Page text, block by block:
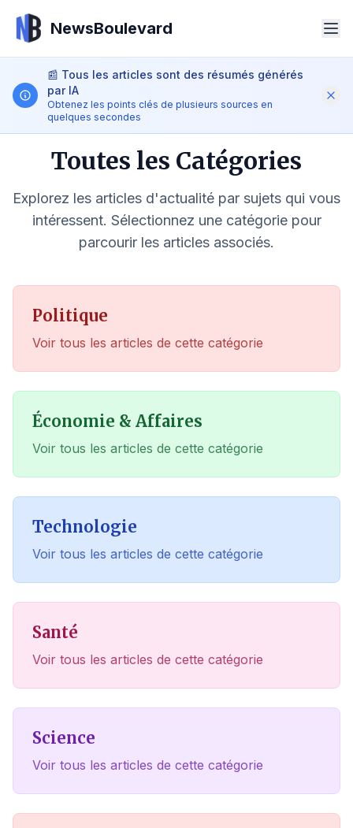
NewsBoulevard
Rechercher
iOS App Android App
📰 Tous les articles sont des résumés générés
par IA
Obtenez les points clés de plusieurs sources en
quelques secondes
Toutes les Catégories
Explorez les articles d'actualité par sujets qui vous
intéressent. Sélectionnez une catégorie pour
parcourir les articles associés.
Politique
Voir tous les articles de cette catégorie
Économie & Affaires
Voir tous les articles de cette catégorie
Technologie
Voir tous les articles de cette catégorie
Santé
Voir tous les articles de cette catégorie
Science
Voir tous les articles de cette catégorie